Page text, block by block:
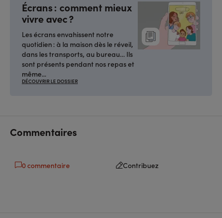
Écrans : comment mieux
vivre avec ?
Les écrans envahissent notre
quotidien : à la maison dès le réveil,
dans les transports, au bureau… Ils
sont présents pendant nos repas et
même...
DÉCOUVRIR LE DOSSIER
Commentaires
0 commentaire Contribuez